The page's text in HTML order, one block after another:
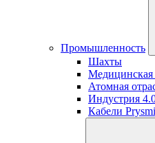
Промышленность
Шахты
Медицинская
Атомная
Индустрия
Кабели